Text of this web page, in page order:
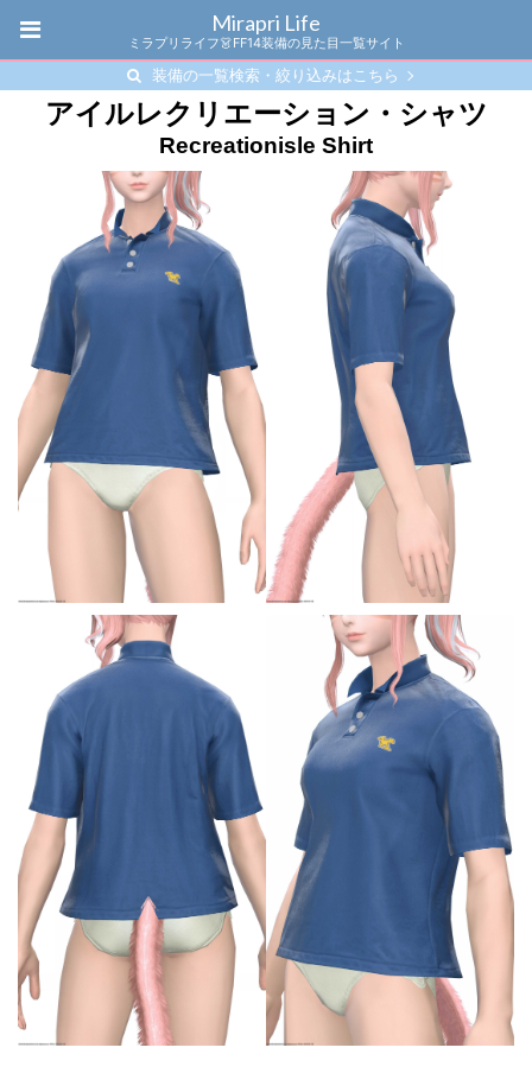
Mirapri Life
ミラプリライフ👗FF14装備の見た目一覧サイト
装備の一覧検索・絞り込みはこちら
アイルレクリエーション・シャツ
Recreationisle Shirt